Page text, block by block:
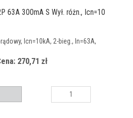
63A 300mA S Wył. różn., Icn=10
Icn=10kA, 2-bieg., In=63A,
270,71 zł